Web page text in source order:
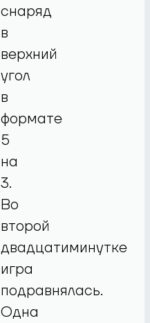
снаряд
в
верхний
угол
в
формате
5
на
3.
Во
второй
двадцатиминутке
игра
подравнялась.
Одна